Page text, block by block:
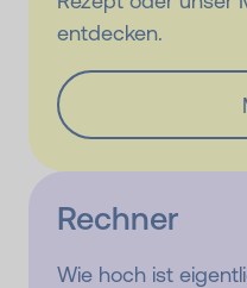
entdecken.
Rechner
Wie hoch ist